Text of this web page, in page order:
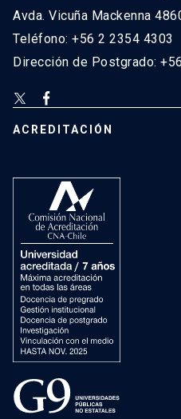
Avda. Vicuña Mackenna
Teléfono: +56 2 2354 4303
Dirección de Postgrado:
ACREDITACIÓN